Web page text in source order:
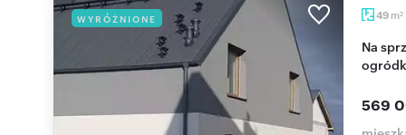
WYRÓŻNIONE 49 m2
Na sprzedaż nowoczesny 49 m² apartament z
569